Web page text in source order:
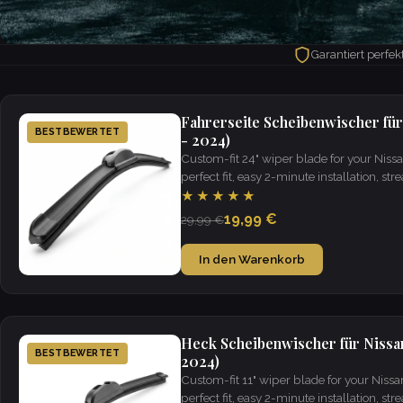
Garantiert
BESTBEWERTET
Fahrerseite Scheibenwischer
- 2024)
Custom-fit 24" wiper blade for your
perfect fit, easy 2-minute installation,
weather.
★★★★★
29,99 €19,99 €
In den Warenkorb
BESTBEWERTET
Heck Scheibenwischer für
2024)
Custom-fit 11" wiper blade for your
perfect fit, easy 2-minute installation,